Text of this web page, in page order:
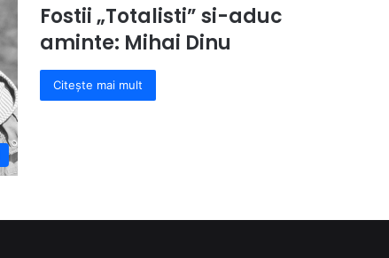
Fostii „Totalisti” si-aduc
aminte: Mihai Dinu
Citește mai mult